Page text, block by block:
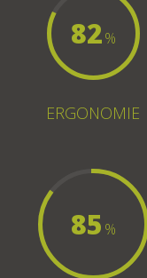
82%
ERGONOMIE
85 %